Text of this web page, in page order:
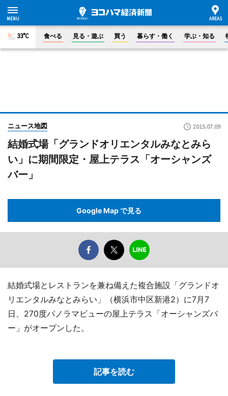
33°C 食べる 見る・遊ぶ 買う 暮らす・働く 学ぶ・知る
ニュース地図 2015.07.09
結婚式場「グランドオリエンタルみなとみら
い」に期間限定・屋上テラス「オーシャンズ
バー」
Google Map で見る
結婚式場とレストランを兼ね備えた複合施設「グランドオ
リエンタルみなとみらい」（横浜市中区新港2）に7月7
日、270度パノラマビューの屋上テラス「オーシャンズバ
ー」がオープンした。
記事を読む